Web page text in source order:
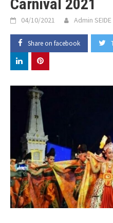
Carnival 2021
04/10/2021 Admin SEIDE
Share on facebook